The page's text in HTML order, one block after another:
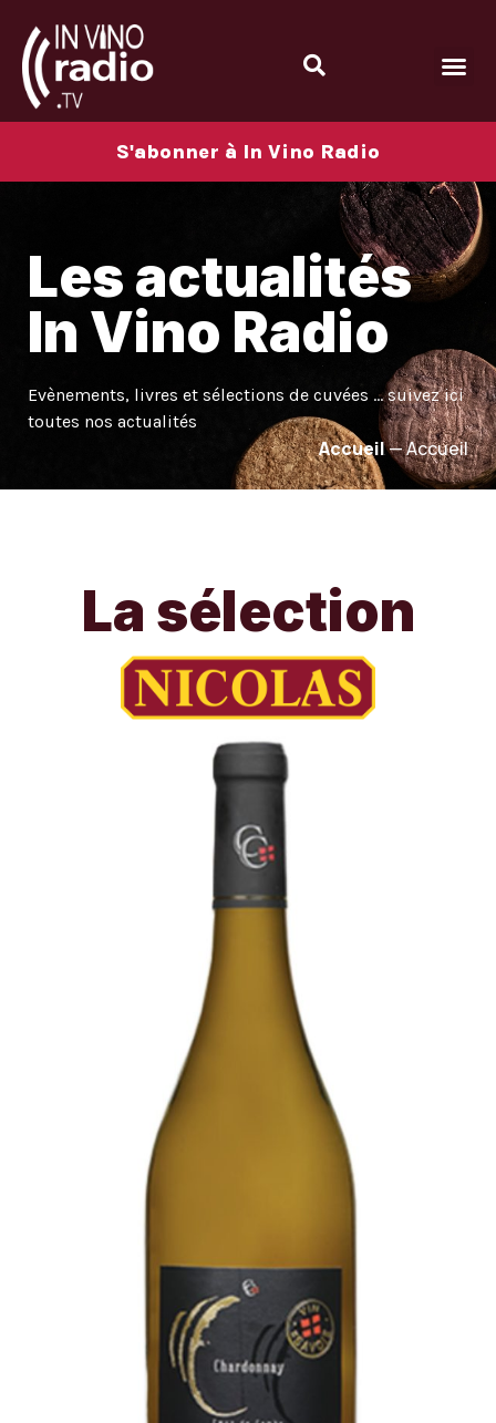
S'abonner à In Vino Radio
Les actualités
In Vino Radio
Evènements, livres et sélections de cuvées … suivez ici
toutes nos actualités
Accueil—Accueil
La sélection